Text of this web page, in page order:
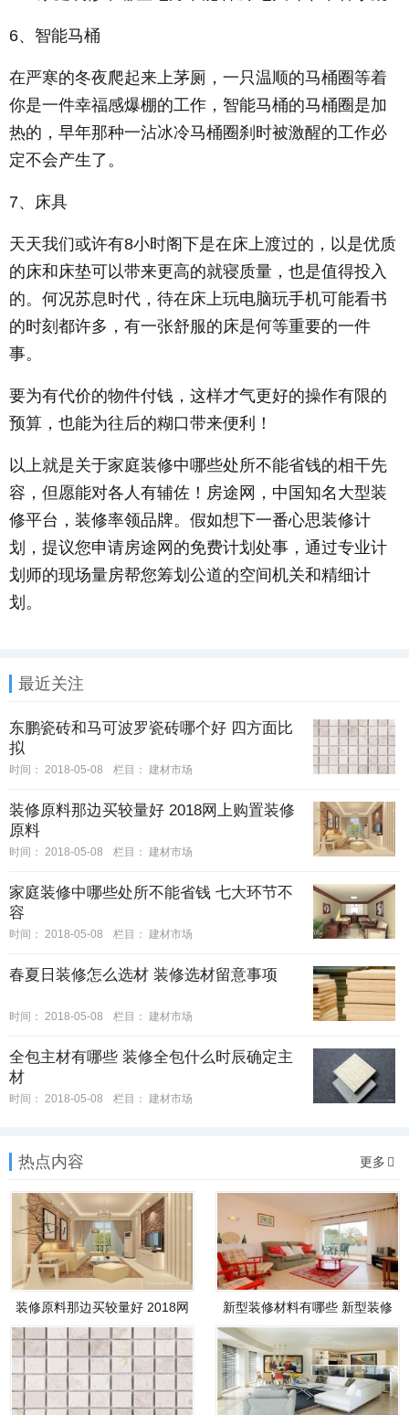
6、智能马桶
在严寒的冬夜爬起来上茅厕，一只温顺的马桶圈等着
你是一件幸福感爆棚的工作，智能马桶的马桶圈是加
热的，早年那种一沾冰冷马桶圈刹时被激醒的工作必
定不会产生了。
7、床具
天天我们或许有8小时阁下是在床上渡过的，以是优质
的床和床垫可以带来更高的就寝质量，也是值得投入
的。何况苏息时代，待在床上玩电脑玩手机可能看书
的时刻都许多，有一张舒服的床是何等重要的一件
事。
要为有代价的物件付钱，这样才气更好的操作有限的
预算，也能为往后的糊口带来便利！
以上就是关于家庭装修中哪些处所不能省钱的相干先
容，但愿能对各人有辅佐！房途网，中国知名大型装
修平台，装修率领品牌。假如想下一番心思装修计
划，提议您申请房途网的免费计划处事，通过专业计
划师的现场量房帮您筹划公道的空间机关和精细计
划。
最近关注
东鹏瓷砖和马可波罗瓷砖哪个好 四方面比
拟
时间： 2018-05-08 栏目： 建材市场
装修原料那边买较量好 2018网上购置装修
原料
时间： 2018-05-08 栏目： 建材市场
家庭装修中哪些处所不能省钱 七大环节不
容
时间： 2018-05-08 栏目： 建材市场
春夏日装修怎么选材 装修选材留意事项
时间： 2018-05-08 栏目： 建材市场
全包主材有哪些 装修全包什么时辰确定主
材
时间： 2018-05-08 栏目： 建材市场
热点内容 更多
装修原料那边买较量好 2018网
新型装修材料有哪些 新型装修